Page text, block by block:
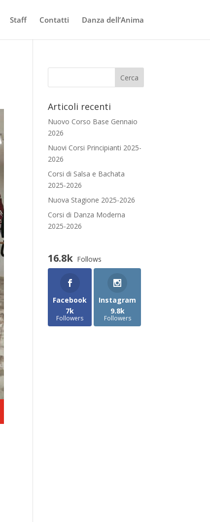
Staff Contatti Danza dell’Anima
Articoli recenti
Nuovo Corso Base Gennaio
2026
Nuovi Corsi Principianti 2025-
2026
Corsi di Salsa e Bachata
2025-2026
Nuova Stagione 2025-2026
Corsi di Danza Moderna
2025-2026
16.8k Follows
Facebook
7k
Followers
Instagram
9.8k
Followers